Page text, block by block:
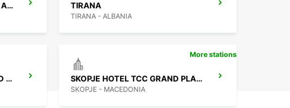
OHRID ST PAUL THE APOSTLE AIRPORT TIRANA
TIRANA - ALBANIA
TETOVO AUTO CEM MEET AND GREET SKOPJE HOTEL TCC GRAND PLAZA
SKOPJE - MACEDONIA
More stations